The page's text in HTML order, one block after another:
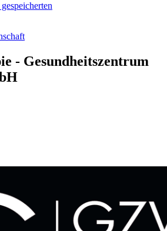
- Gesundheitszentrum